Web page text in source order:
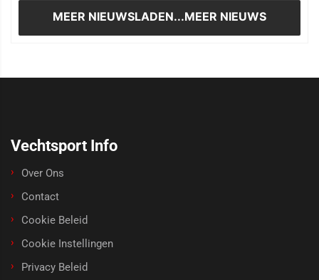
MEER NIEUWSLADEN...MEER NIEUWS
Vechtsport Info
Over Ons
Contact
Cookie Beleid
Cookie Instellingen
Privacy Beleid